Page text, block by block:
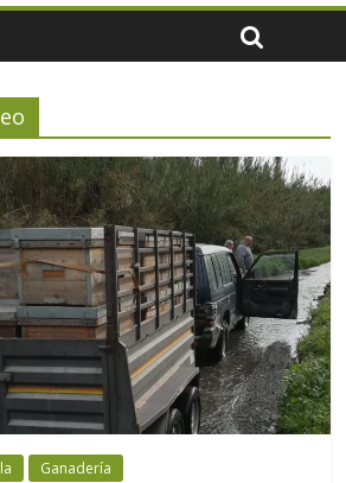
en los precios
Pesca y Alimentación autoriza el
Ganadería